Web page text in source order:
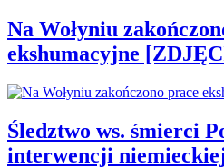
Na Wołyniu
ekshumacyjne
Śledztwo ws. śmierci
interwencji